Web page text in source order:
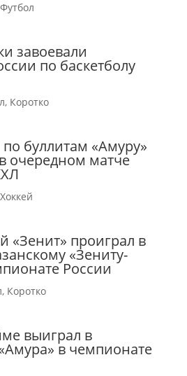
Футбол
завоевали
по баскетболу
, Коротко
буллитам «Амуру»
очередном матче
Хоккей
«Зенит» проиграл в
«Зениту-
России
, Коротко
выиграл в
в чемпионате